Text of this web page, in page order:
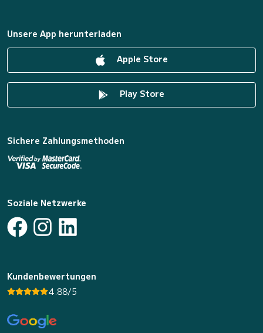
Unsere App herunterladen
Apple Store
Play Store
Sichere Zahlungsmethoden
Soziale Netzwerke
Kundenbewertungen
4.88/5